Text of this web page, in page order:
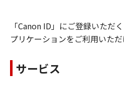
「Canon ID」にご登録いただ
プリケーションをご利用いただ
サービス